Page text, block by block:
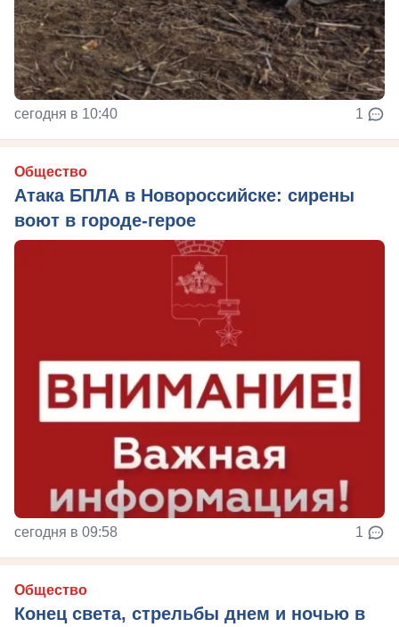
сегодня в 10:40 1
Общество
Атака БПЛА в Новороссийске: сирены
воют в городе-герое
сегодня в 09:58 1
Общество
Конец света, стрельбы днем и ночью в